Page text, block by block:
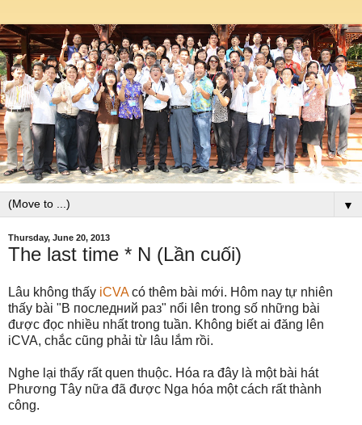
▼
Thursday, June 20, 2013
The last time * N (Lần cuối)
Lâu không thấy iCVAcó thêm bài mới. Hôm nay tự nhiên
thấy bài "В последний раз" nổi lên trong số những bài
được đọc nhiều nhất trong tuần. Không biết ai đăng lên
iCVA, chắc cũng phải từ lâu lắm rồi.
Nghe lại thấy rất quen thuộc. Hóa ra đây là một bài hát
Phương Tây nữa đã được Nga hóa một cách rất thành
công.